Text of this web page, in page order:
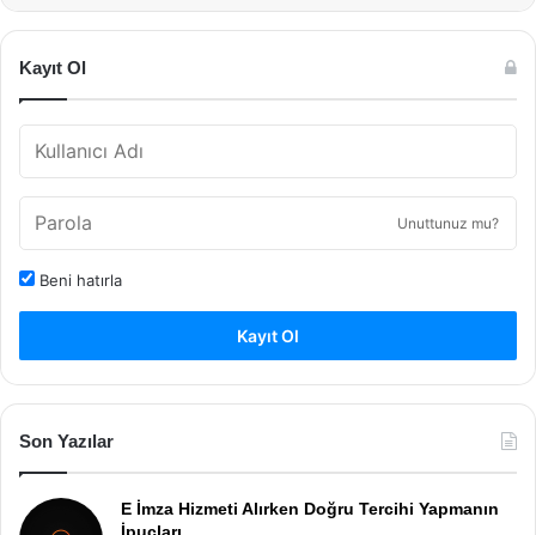
Kayıt Ol
Unuttunuz mu?
Beni hatırla
Kayıt Ol
Son Yazılar
E İmza Hizmeti Alırken Doğru Tercihi Yapmanın